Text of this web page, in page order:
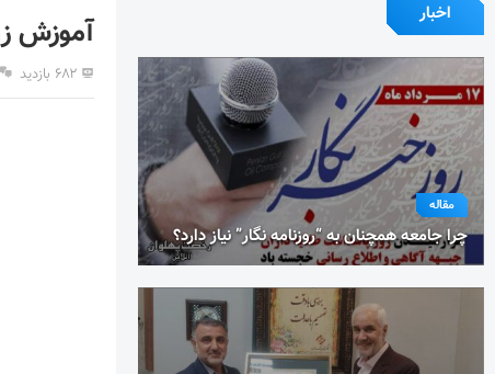
اخبار
مقاله
چرا جامعه همچنان به “روزنامه نگار” نیاز دارد؟
آموزش
۶۸۲ بازدید